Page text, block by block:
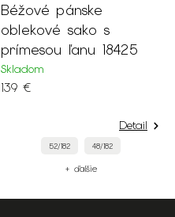
Béžové pánske
oblekové sako s
prímesou ľanu 18425
Skladom
139 €
Detail
52/182 48/182
+ ďalšie